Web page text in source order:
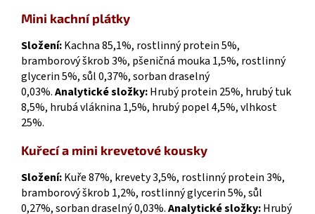
Mini kachní plátky
Složení:Kachna 85,1%, rostlinný protein 5%,
bramborový škrob 3%, pšeničná mouka 1,5%, rostlinný
glycerin 5%, sůl 0,37%, sorban draselný
0,03%.Analytické složky:Hrubý protein 25%, hrubý tuk
8,5%, hrubá vláknina 1,5%, hrubý popel 4,5%, vlhkost
25%.
Kuřecí a mini krevetové kousky
Složení:Kuře 87%, krevety 3,5%, rostlinný protein 3%,
bramborový škrob 1,2%, rostlinný glycerin 5%, sůl
0,27%, sorban draselný 0,03%.Analytické složky:Hrubý